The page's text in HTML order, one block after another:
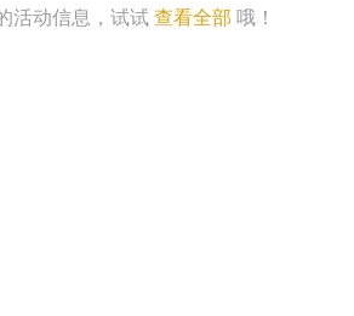
更多
活动信息，试试 查看全部 哦！